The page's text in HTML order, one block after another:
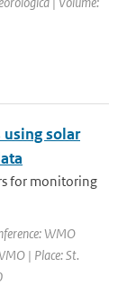
solar
for monitoring
WMO
| Place: St.